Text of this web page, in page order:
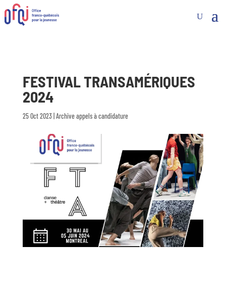
FESTIVAL TRANSAMÉRIQUES
2024
25 Oct 2023| Archive appels à candidature